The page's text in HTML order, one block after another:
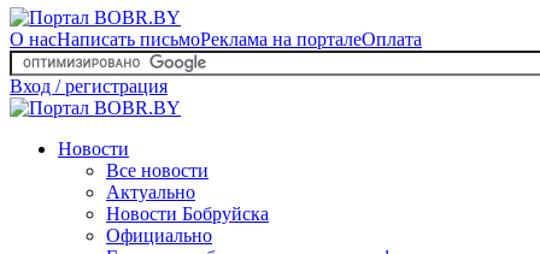
О насНаписать письмоРеклама на порталеОплата
Вход / регистрация
Новости
Все новости
Актуально
Новости Бобруйска
Официально